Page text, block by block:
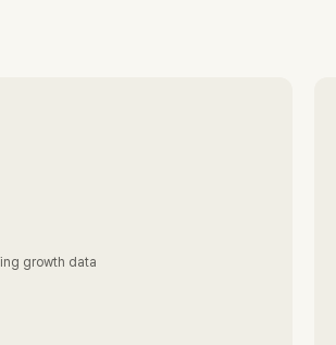
growth data